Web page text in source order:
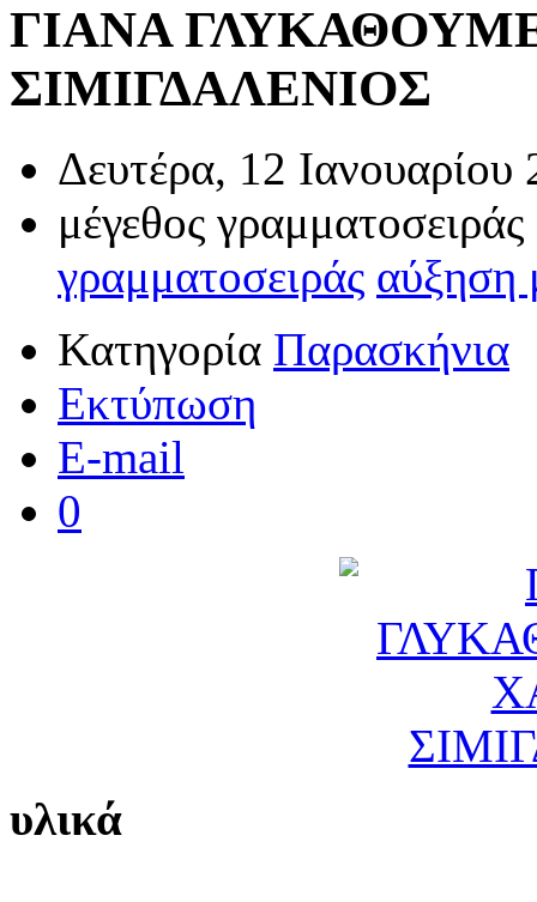
ΓΙΑΝΑ
ΣΙΜΙΓΔΑΛΕΝΙΟΣ
Δευτέρα, 12
μέγεθος γραμματοσειράς
γραμματοσειράς αύξηση
Κατηγορία Παρασκήνια
Εκτύπωση
E-mail
0
υλικά